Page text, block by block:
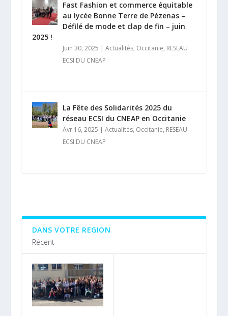
Fast Fashion et commerce équitable
au lycée Bonne Terre de Pézenas –
Défilé de mode et clap de fin – juin
2025 !
Juin 30, 2025 | Actualités, Occitanie, RESEAU
ECSI DU CNEAP
La Fête des Solidarités 2025 du
réseau ECSI du CNEAP en Occitanie
Avr 16, 2025 | Actualités, Occitanie, RESEAU
ECSI DU CNEAP
DANS VOTRE REGION
Récent